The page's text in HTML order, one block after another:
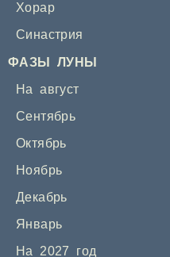
Хорар
Синастрия
ФАЗЫ ЛУНЫ
На август
Сентябрь
Октябрь
Ноябрь
Декабрь
Январь
На 2027 год